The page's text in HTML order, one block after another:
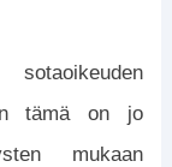
tämä on jo
mukaan